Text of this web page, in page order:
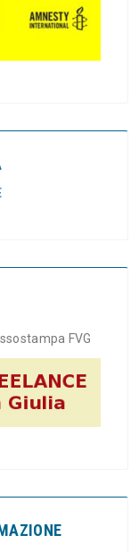
FVG